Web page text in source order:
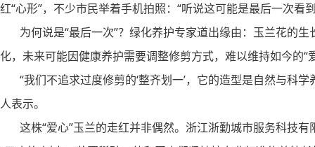
红“心形”，不少市民举着手机拍照：“听说这可能是最后一次看
为何说是“最后一次”？绿化养护专家道出缘由：玉兰花的生
化，未来可能因健康养护需要调整修剪方式，难以维持如今的“
“我们不追求过度修剪的‘整齐划一’，它的造型是自然与科
人表示。
这株“爱心”玉兰的走红并非偶然。浙江浙勤城市服务科技有